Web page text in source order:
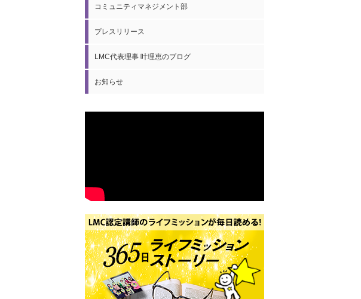
コミュニティマネジメント部
プレスリリース
LMC代表理事 叶理恵のブログ
お知らせ